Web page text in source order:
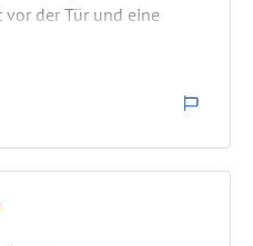
der Tür und eine
super lecker,
frisch gemacht. Die